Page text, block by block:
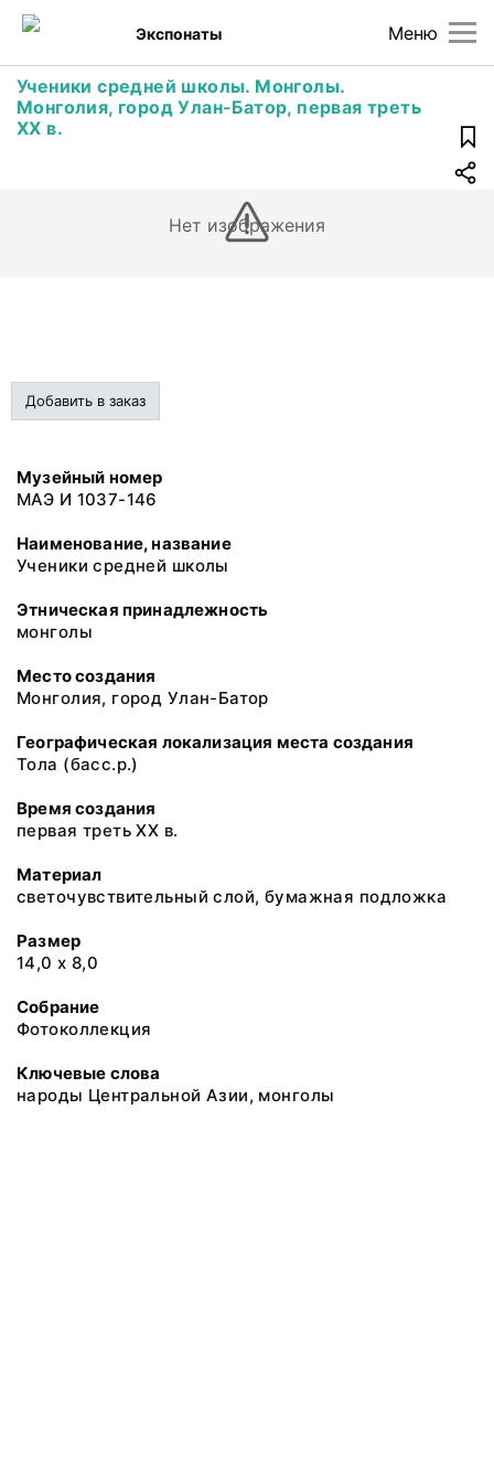
Меню
Экспонаты
Ученики средней школы. Монголы.
Монголия, город Улан-Батор, первая треть
ХХ в.
Нет изображения
Добавить в заказ
Музейный номер
МАЭ И 1037-146
Наименование, название
Ученики средней школы
Этническая принадлежность
монголы
Место создания
Монголия, город Улан-Батор
Географическая локализация места создания
Тола (басс.р.)
Время создания
первая треть ХХ в.
Материал
светочувствительный слой, бумажная подложка
Размер
14,0 х 8,0
Собрание
Фотоколлекция
Ключевые слова
народы Центральной Азии, монголы